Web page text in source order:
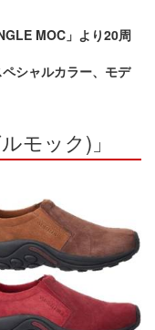
MOC」より20周
シャルカラー、モデ
モック)」